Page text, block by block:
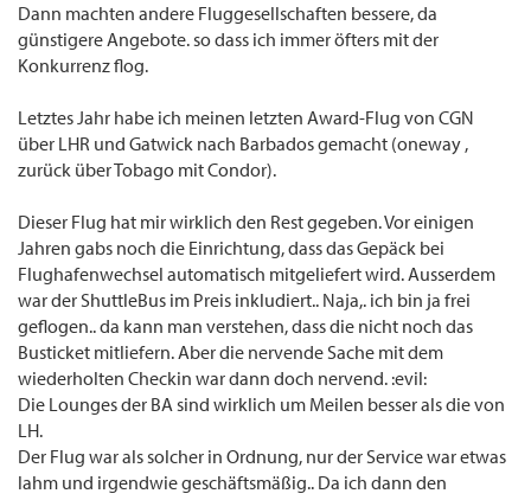
Dann machten andere Fluggesellschaften bessere, da
günstigere Angebote. so dass ich immer öfters mit der
Konkurrenz flog.
Letztes Jahr habe ich meinen letzten Award-Flug von CGN
über LHR und Gatwick nach Barbados gemacht (oneway ,
zurück über Tobago mit Condor).
Dieser Flug hat mir wirklich den Rest gegeben. Vor einigen
Jahren gabs noch die Einrichtung, dass das Gepäck bei
Flughafenwechsel automatisch mitgeliefert wird. Ausserdem
war der ShuttleBus im Preis inkludiert.. Naja,. ich bin ja frei
geflogen.. da kann man verstehen, dass die nicht noch das
Busticket mitliefern. Aber die nervende Sache mit dem
wiederholten Checkin war dann doch nervend. :evil:
Die Lounges der BA sind wirklich um Meilen besser als die von
LH.
Der Flug war als solcher in Ordnung, nur der Service war etwas
lahm und irgendwie geschäftsmäßig.. Da ich dann den